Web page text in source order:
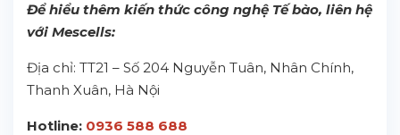
Để hiểu thêm kiến thức công nghệ Tế bào, liên hệ
với Mescells:
Địa chỉ: TT21 – Số 204 Nguyễn Tuân, Nhân Chính,
Thanh Xuân, Hà Nội
Hotline: 0936 588 688